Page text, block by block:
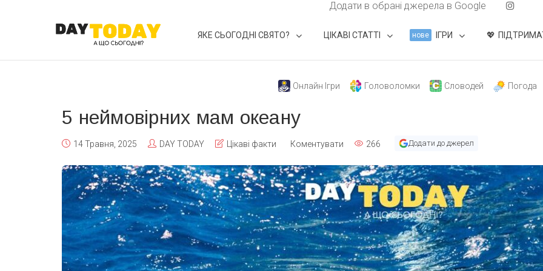
Додати в обрані джерела в Google
ЯКЕ СЬОГОДНІ СВЯТО? ЦІКАВІ СТАТТІ нове ІГРИ
Онлайн Ігри Головоломки Словодей Погода
5 неймовірних мам океану
14 Травня, 2025 DAY TODAY Цікаві факти Коментувати 266 Додати до джерел